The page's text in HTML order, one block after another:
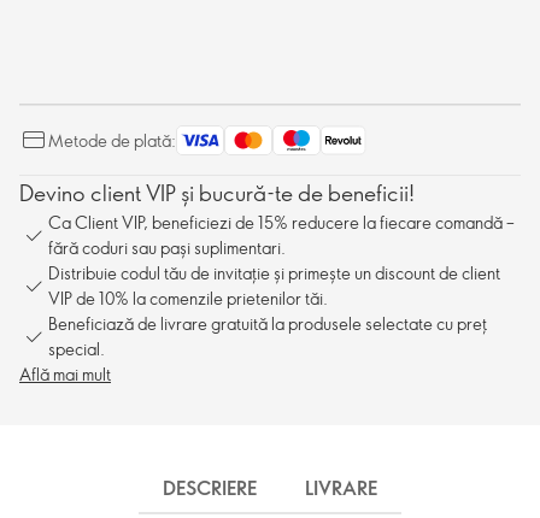
Metode de plată:
Devino client VIP și bucură-te de beneficii!
Ca Client VIP, beneficiezi de 15% reducere la fiecare comandă –
fără coduri sau pași suplimentari.
Distribuie codul tău de invitație și primește un discount de client
VIP de 10% la comenzile prietenilor tăi.
Beneficiază de livrare gratuită la produsele selectate cu preț
special.
Află mai mult
DESCRIERE LIVRARE